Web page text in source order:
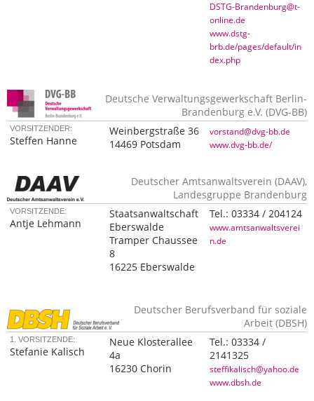
DSTG-Brandenburg@t-
online.de
www.dstg-
brb.de/pages/default/in
dex.php
Deutsche Verwaltungsgewerkschaft Berlin-
Brandenburg e.V. (DVG-BB)
VORSITZENDER:
Steffen Hanne
Weinbergstraße 36
14469 Potsdam
vorstand@dvg-bb.de
www.dvg-bb.de/
Deutscher Amtsanwaltsverein (DAAV),
Landesgruppe Brandenburg
VORSITZENDE:
Antje Lehmann
Staatsanwaltschaft
Eberswalde
Tramper Chaussee
8
16225 Eberswalde
Tel.:03334 / 204124
www.amtsanwaltsverei
n.de
Deutscher Berufsverband für soziale
Arbeit (DBSH)
1. VORSITZENDE:
Stefanie Kalisch
Neue Klosterallee
4a
16230 Chorin
Tel.:03334 /
2141325
steffikalisch@yahoo.de
www.dbsh.de